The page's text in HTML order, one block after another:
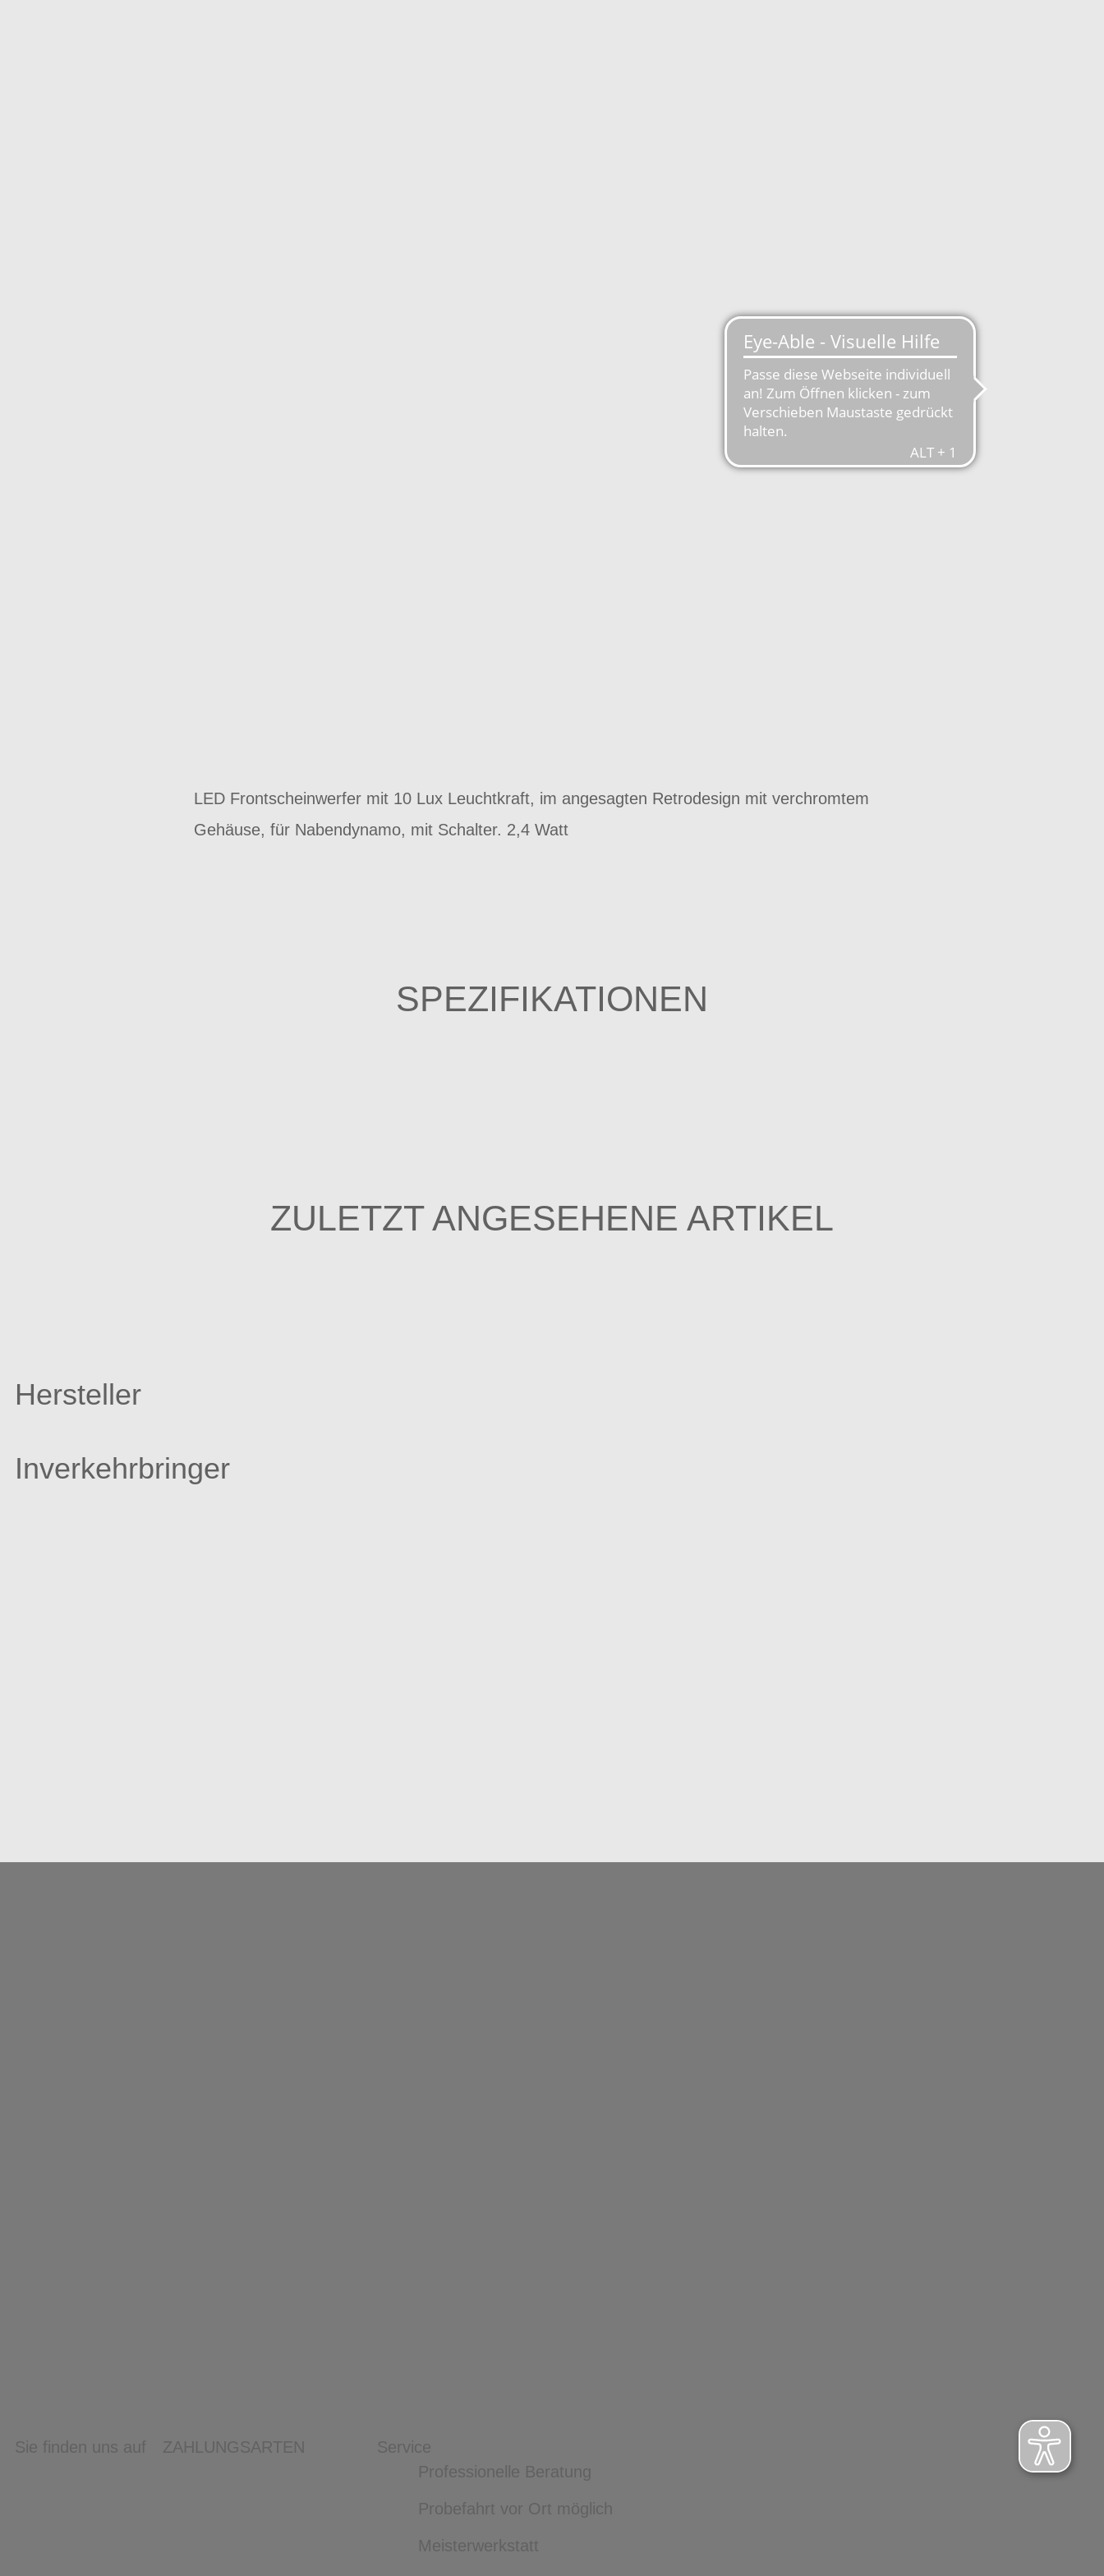
LED Frontscheinwerfer mit 10 Lux Leuchtkraft, im angesagten Retrodesign mit verchromtem
Gehäuse, für Nabendynamo, mit Schalter. 2,4 Watt
SPEZIFIKATIONEN
ZULETZT ANGESEHENE ARTIKEL
Hersteller
Inverkehrbringer
Sie finden uns auf ZAHLUNGSARTEN
Service
Professionelle Beratung
Probefahrt vor Ort möglich
Meisterwerkstatt